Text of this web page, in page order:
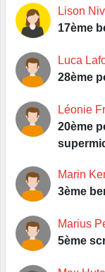
Lison
17ème
Luca
28ème
Léonie
20ème
Marin
3ème
Marius
5ème